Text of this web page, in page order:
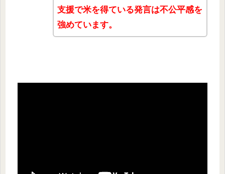
支援で米を得ている発言は不公平感を
強めています。